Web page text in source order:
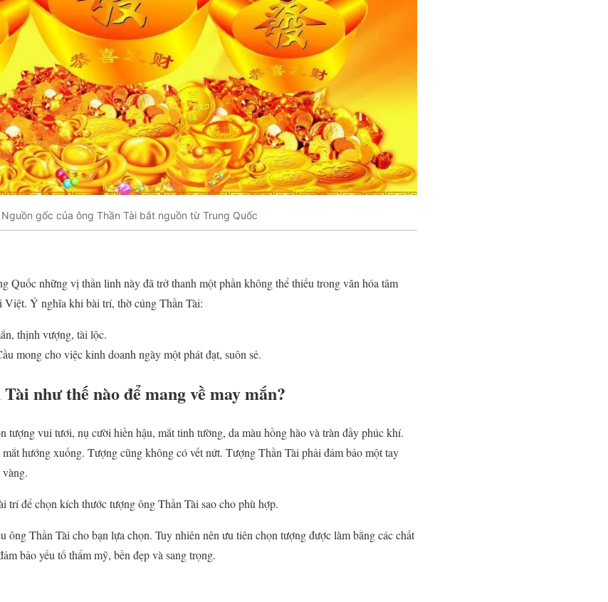
Nguồn gốc của ông Thần Tài bắt nguồn từ Trung Quốc
Quốc những vị thần linh này đã trở thanh một phần không thể thiếu trong văn hóa tâm
Ý nghĩa khi bài trí, thờ cúng Thần Tài:
thịnh vượng, tài lộc.
mong cho việc kinh doanh ngày một phát đạt, suôn sẻ.
như thế nào để mang về may mắn?
tượng vui tươi, nụ cười hiền hậu, mắt tinh tường, da màu hồng hào và tràn đầy phúc khí.
hướng xuống. Tượng cũng không có vết nứt. Tượng Thần Tài phải đảm bảo một tay
trí để chọn kích thước tượng ông Thần Tài sao cho phù hợp.
ông Thần Tài cho bạn lựa chọn. Tuy nhiên nên ưu tiên chọn tượng được làm bằng các chất
bảo yếu tố thẩm mỹ, bền đẹp và sang trọng.